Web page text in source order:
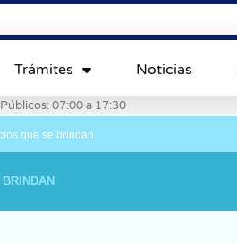
Trámites Noticias
07:00 a 17:30
que se brindan